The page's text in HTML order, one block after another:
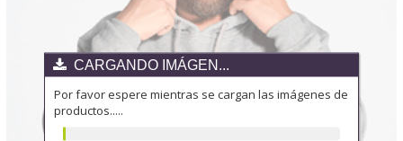
CARGANDO IMÁGEN...
Por favor espere mientras se cargan las imágenes de
productos.....